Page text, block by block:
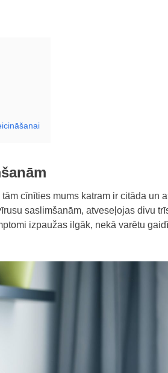
cīnīties mums katram ir citāda un
saslimšanām, atveseļojas divu
izpaužas ilgāk, nekā varētu